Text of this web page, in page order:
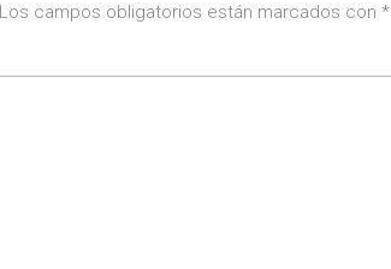
Los campos obligatorios están marcados con *